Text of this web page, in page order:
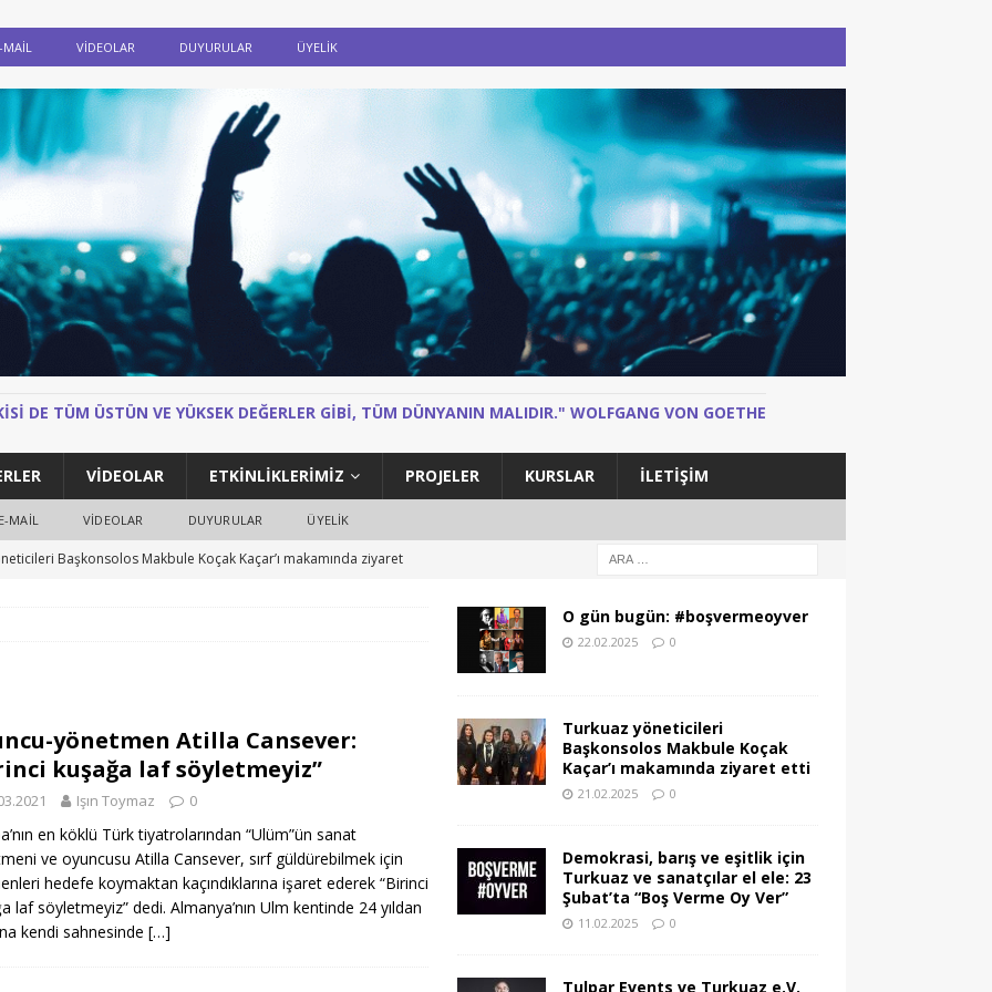
MAIL VIDEOLAR DUYURULAR ÜYELİK
DE TÜM ÜSTÜN VE YÜKSEK DEĞERLER GIBI, TÜM DÜNYANIN MALIDIR." WOLFGANG VON GOETHE
VIDEOLAR ETKİNLİKLERİMİZ PROJELER KURSLAR İLETIŞIM
E-MAIL VIDEOLAR DUYURULAR ÜYELİK
Başkonsolos Makbule Koçak Kaçar’ı makamında ziyaret
saldırısı ve adalet: Spor ve siyaset dünyasından örnek dayanışma
#boşvermeoyver HABERLER
yönetmen Atilla Cansever:
kuşağa laf söyletmeyiz”
Işın Toymaz 0
en köklü Türk tiyatrolarından “Ulüm”ün sanat
ve oyuncusu Atilla Cansever, sırf güldürebilmek için
hedefe koymaktan kaçındıklarına işaret ederek “Birinci
laf söyletmeyiz” dedi. Almanya’nın Ulm kentinde 24 yıldan
kendi sahnesinde […]
O gün bugün: #boşvermeoyver
22.02.2025 0
Turkuaz yöneticileri
Başkonsolos Makbule Koçak
Kaçar’ı makamında ziyaret etti
21.02.2025 0
Demokrasi, barış ve eşitlik için
Turkuaz ve sanatçılar el ele: 23
Şubat’ta “Boş Verme Oy Ver”
11.02.2025 0
Tulpar Events ve Turkuaz e.V.